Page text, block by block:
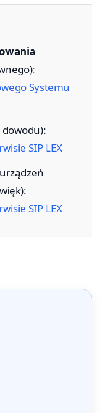
Systemu
SIP LEX
SIP LEX